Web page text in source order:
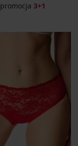
promocja 3+1